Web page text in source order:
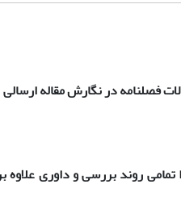
فصلنامه در نگارش مقاله ارسالی
روند بررسی و داوری علاوه